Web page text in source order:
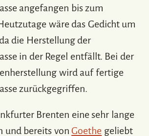
angefangen bis zum
wäre das Gedicht um
die Herstellung der
in der Regel entfällt. Bei der
wird auf fertige
zurückgegriffen.
Brenten eine sehr lange
und bereits vonGoethe geliebt